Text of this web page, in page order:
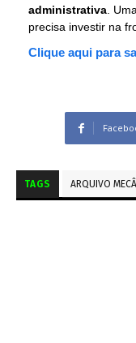
administrativa .
precisa investir na
Clique aqui para
TAGS ARQUIVO